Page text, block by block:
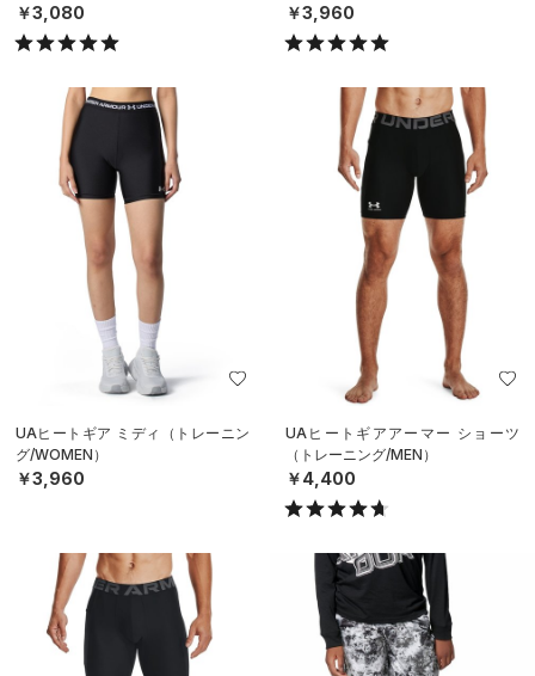
￥3,080 ￥3,960
UAヒートギア ミディ（トレーニン
グ/WOMEN）
￥3,960
UAヒートギアアーマー ショーツ
（トレーニング/MEN）
￥4,400